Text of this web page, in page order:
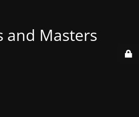
and Masters